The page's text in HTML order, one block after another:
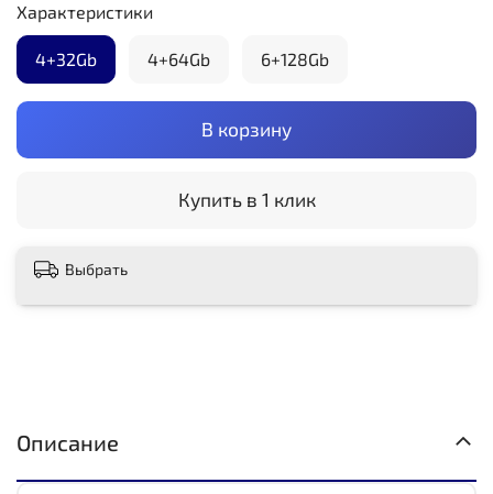
В корзину
Купить в 1 клик
Характеристики
4+32Gb 4+64Gb 6+128Gb
Выбрать
Описание